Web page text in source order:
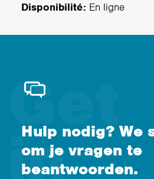
Disponibilité: En ligne
Hulp nodig? We
om je vragen te
beantwoorden.